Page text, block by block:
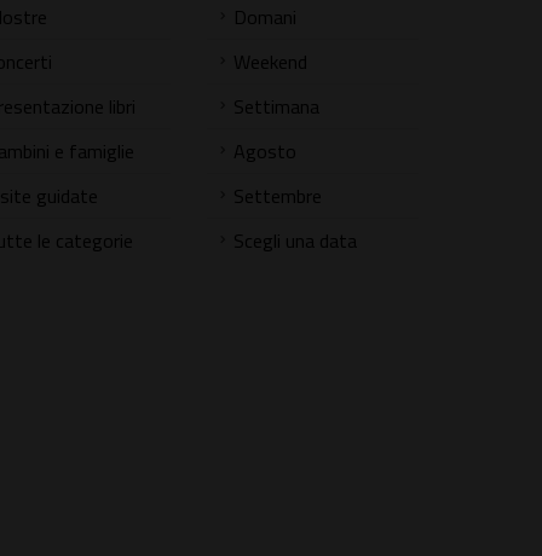
libri
e famiglie
guidate
le categorie
Domani
Weekend
Settimana
Agosto
Settembre
Scegli una data